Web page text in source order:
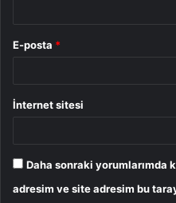
E-posta *
İnternet sitesi
Daha sonraki yorumlarımda
adresim ve site adresim bu